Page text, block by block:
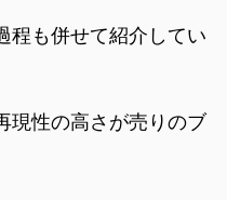
程も併せて紹介してい
現性の高さが売りのブ